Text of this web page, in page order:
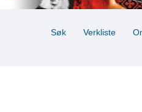
Søk Verkliste